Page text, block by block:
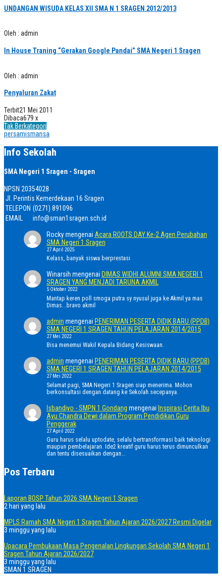
UNDANGAN WISUDA KELAS XII SMA N 1 SRAGEN 2012/2013
Oleh : admin
In House Traning “Gerakan Google Pandai” SMA Negeri 1 Sragen
Oleh : admin
Penyaluran Zakat
Terbit21 Mei 2011
Dibaca679 x
Tak Berkategori
persamismansa
Info Sekolah
SMA Negeri 1 Sragen - Sragen
NPSN 20354028
Jl. Perintis Kemerdekaan 16 Sragen
TELEPON (0271) 891096
EMAIL
info@sman1sragen.sch.id
Rockymengenai Acara ROOTS DAY Ke-2 Agen Perubahan
SMA Negeri 1 Sragen
27 April 2025
Kelass, banyak siswa berprestasi
Winarsih mengenai DIMAS WIDHI ALUMNI SMA NEGERI 1
SRAGEN YANG MENJADI TARUNA AKMIL
5 Oktober 2022
Mantap keren poll smoga putra sy nyusul juga ke Akmil ya mas
Dimas...bravo akmil
admin mengenai PENERIMAN PESERTA DIDIK BARU (PPDB)
SMA NEGERI 1 SRAGEN TAHUN PELAJARAN 2014/2015
27 Mei 2022
Bisa menemui Wakil Kepala Bidang Kesiswaan.
admin mengenai PENERIMAN PESERTA DIDIK BARU (PPDB)
SMA NEGERI 1 SRAGEN TAHUN PELAJARAN 2014/2015
27 Mei 2022
Selamat pagi, SMA Negeri 1 Sragen siap menerima. Mohon
berkonsultasi dengan datang ke Sekolah secepanya.
Isbandiyo - SMPN 1 Gondang mengenai Inspirasi Cerita Ibu
Ayu Chandra Dewi dalam Program Pendidikan Guru
Penggerak
27 April 2022
Guru harus selalu uptodate, selalu bertransformasi baik teknologi
maupun pembelajaran. Ide2 kreatif guru harus terus dimunculkan
dan tentu disesuaikan dengan…
Pos Terbaru
Laporan BOSP Tahun 2026 SMA Negeri 1 Sragen
2 hari yang lalu
MPLS Ramah SMA Negeri 1 Sragen Tahun Ajaran 2026/2027 Resmi Digelar
3 minggu yang lalu
Upacara Pembukaan Masa Pengenalan Lingkungan Sekolah SMA Negeri 1
Sragen Tahun Ajaran 2026/2027
3 minggu yang lalu
SMAN 1 SRAGEN